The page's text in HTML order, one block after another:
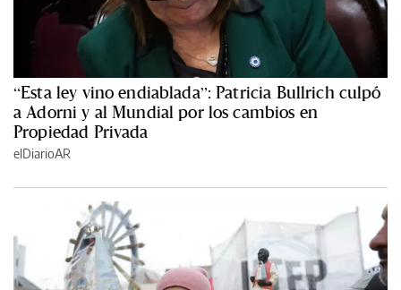
“Esta ley vino endiablada”: Patricia Bullrich culpó
a Adorni y al Mundial por los cambios en
Propiedad Privada
elDiarioAR